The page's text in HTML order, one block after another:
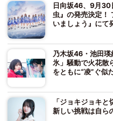
日向坂46、9月30
虫』の発売決定！
いましょう』にて
乃木坂46・池田
氷」騒動で火花散
をともに“凌”ぐ似
「ジョキジョキ
新しい挑戦は自ら